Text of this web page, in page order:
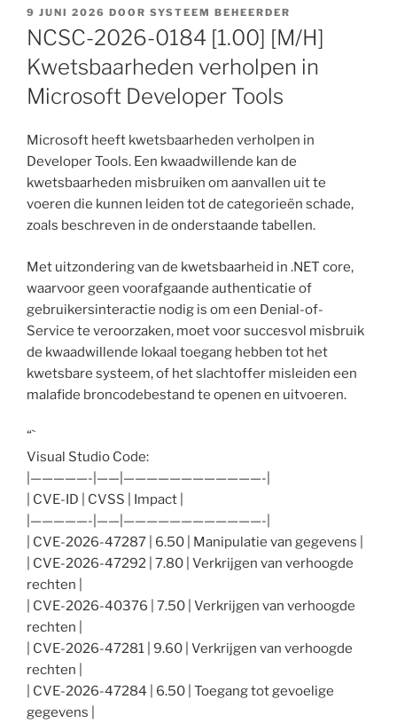
GEPLAATST
OP
9 JUNI 2026 DOOR SYSTEEM BEHEERDER
NCSC-2026-0184 [1.00] [M/H]
Kwetsbaarheden verholpen in
Microsoft Developer Tools
Microsoft heeft kwetsbaarheden verholpen in
Developer Tools. Een kwaadwillende kan de
kwetsbaarheden misbruiken om aanvallen uit te
voeren die kunnen leiden tot de categorieën schade,
zoals beschreven in de onderstaande tabellen.
Met uitzondering van de kwetsbaarheid in .NET core,
waarvoor geen voorafgaande authenticatie of
gebruikersinteractie nodig is om een Denial-of-
Service te veroorzaken, moet voor succesvol misbruik
de kwaadwillende lokaal toegang hebben tot het
kwetsbare systeem, of het slachtoffer misleiden een
malafide broncodebestand te openen en uitvoeren.
“`
Visual Studio Code:
|—————-|——|————————————-|
| CVE-ID | CVSS | Impact |
|—————-|——|————————————-|
| CVE-2026-47287 | 6.50 | Manipulatie van gegevens |
| CVE-2026-47292 | 7.80 | Verkrijgen van verhoogde
rechten |
| CVE-2026-40376 | 7.50 | Verkrijgen van verhoogde
rechten |
| CVE-2026-47281 | 9.60 | Verkrijgen van verhoogde
rechten |
| CVE-2026-47284 | 6.50 | Toegang tot gevoelige
gegevens |